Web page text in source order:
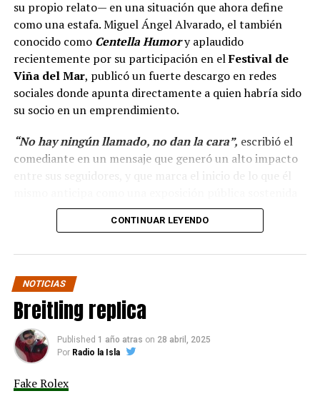
su propio relato— en una situación que ahora define
como una estafa. Miguel Ángel Alvarado, el también
conocido como Centella Humory aplaudido
recientemente por su participación en elFestival de
Viña del Mar, publicó un fuerte descargo en redes
sociales donde apunta directamente a quien habría sido
su socio en un emprendimiento.
“No hay ningún llamado, no dan la cara”, escribió el
comediante en un mensaje que generó un alto impacto
entre sus seguidores, y que marca el inicio de lo que él
en el tiempo.
“Hola a todos, ya ha
pasado más casi dos mes
y no hay ningún llamado
de cuando darán la cara
para pagar lo que yo con
tanto sacrificio se hizo.”
CONTINUAR LEYENDO
NOTICIAS
Breitling replica
Published 1 año atras on 28 abril, 2025
Por Radio la Isla
Fake Rolex